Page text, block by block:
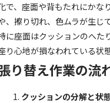
で、座面や背もたれにかな
、擦り切れ、色ムラが生じ
に座面はクッションのへた
り心地が損なわれている状
り替え作業の流
クッションの分解と状